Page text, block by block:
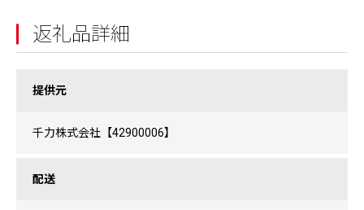
返礼品詳細
提供元
千力株式会社【42900006】
配送